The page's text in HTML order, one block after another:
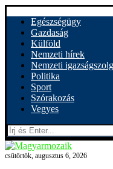
Egészségügy
Gazdaság
Külföld
Nemzeti hírek
Nemzeti
Politika
Sport
Szórakozás
Vegyes
csütörtök, augusztus 6, 2026